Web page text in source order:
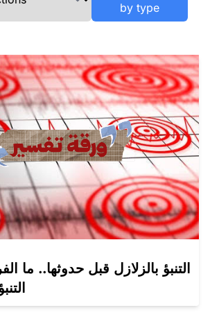
by type
التنبؤ بالزلازل قبل حدوثها.. ما